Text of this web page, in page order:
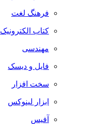
فرهنگ لغت
کتاب الکترونیک
مهندسی
فایل و دیسک
سخت افزار
ابزار لینوکس
آفیس